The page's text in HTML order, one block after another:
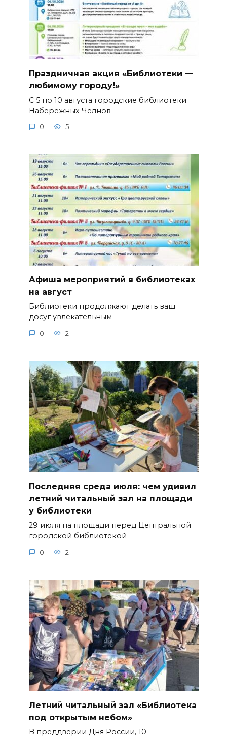
Праздничная акция «Библиотеки —
любимому городу!»
С 5 по 10 августа городские библиотеки
Набережных Челнов
0 5
Афиша мероприятий в библиотеках
на август
Библиотеки продолжают делать ваш
досуг увлекательным
0 2
Последняя среда июля: чем удивил
летний читальный зал на площади
у библиотеки
29 июля на площади перед Центральной
городской библиотекой
0 2
Летний читальный зал «Библиотека
под открытым небом»
В преддверии Дня России, 10